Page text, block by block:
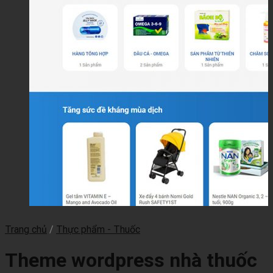
Trang chủ / Thực phẩm - Thuốc
Theme wordpress nhà thuốc